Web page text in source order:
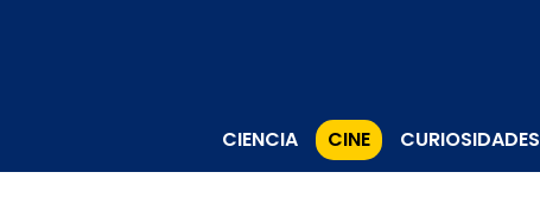
CIENCIA CINE CURIOSIDADES